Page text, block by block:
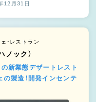
12月31日
・レストラン
ック）
の新業態デザートレスト
の製造！開発インセンテ